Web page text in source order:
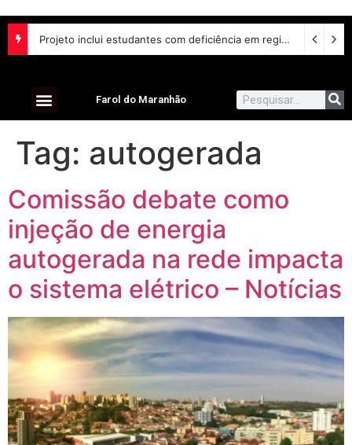
Projeto inclui estudantes com deficiência em regime escolar especial
Farol do Maranhão
Tag: autogerada
Comissão debate como
injeção de energia
autogerada na rede impacta
o sistema elétrico – Notícias